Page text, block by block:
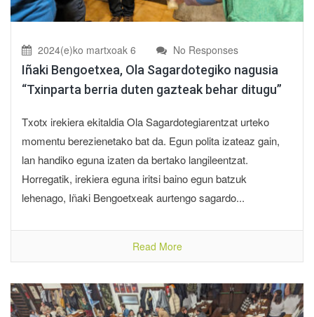
2024(e)ko martxoak 6 No Responses
Iñaki Bengoetxea, Ola Sagardotegiko nagusia
“Txinparta berria duten gazteak behar ditugu”
Txotx irekiera ekitaldia Ola Sagardotegiarentzat urteko
momentu berezienetako bat da. Egun polita izateaz gain,
lan handiko eguna izaten da bertako langileentzat.
Horregatik, irekiera eguna iritsi baino egun batzuk
lehenago, Iñaki Bengoetxeak aurtengo sagardo...
Read More